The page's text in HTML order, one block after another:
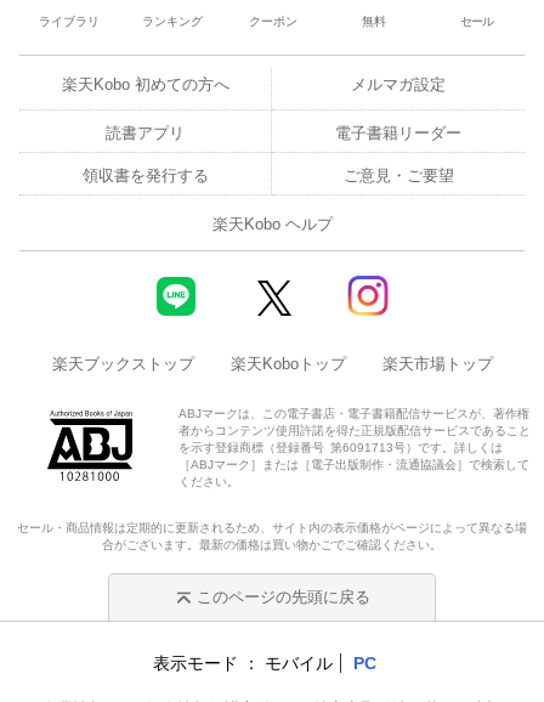
ライブラリ ランキング クーポン 無料 セール
楽天Kobo 初めての方へ メルマガ設定
読書アプリ 電子書籍リーダー
領収書を発行する ご意見・ご要望
楽天Kobo ヘルプ
楽天ブックストップ 楽天Koboトップ 楽天市場トップ
ABJマークは、この電子書店・電子書籍配信サービスが、著作権
者からコンテンツ使用許諾を得た正規版配信サービスであること
を示す登録商標（登録番号 第6091713号）です。詳しくは
［ABJマーク］または［電子出版制作・流通協議会］で検索して
ください。
セール・商品情報は定期的に更新されるため、サイト内の表示価格がページによって異なる場
合がございます。最新の価格は買い物かごでご確認ください。
このページの先頭に戻る
表示モード モバイル PC